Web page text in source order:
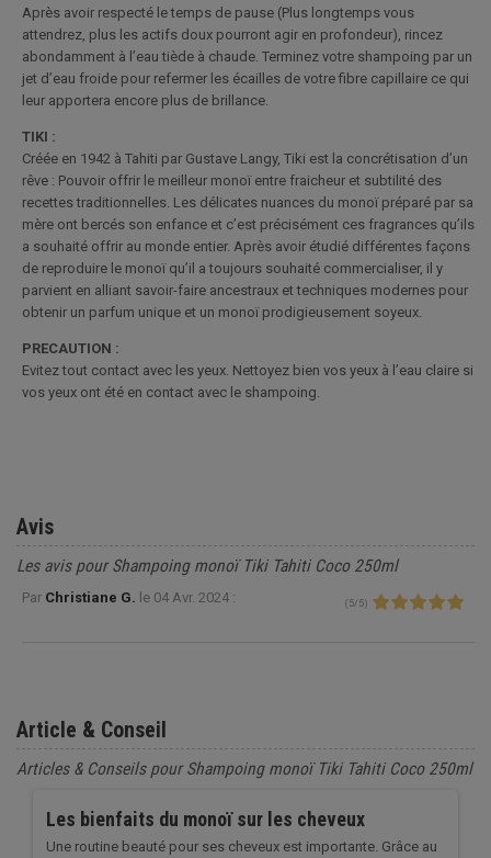
Après avoir respecté le temps de pause (Plus longtemps vous
attendrez, plus les actifs doux pourront agir en profondeur), rincez
abondamment à l’eau tiède à chaude. Terminez votre shampoing par un
jet d’eau froide pour refermer les écailles de votre fibre capillaire ce qui
leur apportera encore plus de brillance.
TIKI :
Créée en 1942 à Tahiti par Gustave Langy, Tiki est la concrétisation d’un
rêve : Pouvoir offrir le meilleur monoï entre fraicheur et subtilité des
recettes traditionnelles. Les délicates nuances du monoï préparé par sa
mère ont bercés son enfance et c’est précisément ces fragrances qu’ils
a souhaité offrir au monde entier. Après avoir étudié différentes façons
de reproduire le monoï qu’il a toujours souhaité commercialiser, il y
parvient en alliant savoir-faire ancestraux et techniques modernes pour
obtenir un parfum unique et un monoï prodigieusement soyeux.
PRECAUTION :
Evitez tout contact avec les yeux. Nettoyez bien vos yeux à l’eau claire si
vos yeux ont été en contact avec le shampoing.
Avis
Les avis pour Shampoing monoï Tiki Tahiti Coco 250ml
Par Christiane G. le 04 Avr. 2024 : ( 5/ 5)
Article & Conseil
Articles & Conseils pour Shampoing monoï Tiki Tahiti Coco 250ml
Les bienfaits du monoï sur les cheveux
Une routine beauté pour ses cheveux est importante. Grâce au